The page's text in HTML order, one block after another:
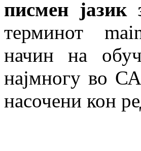
писмен јазик
терминот
начин на
најмногу во
насочени кон